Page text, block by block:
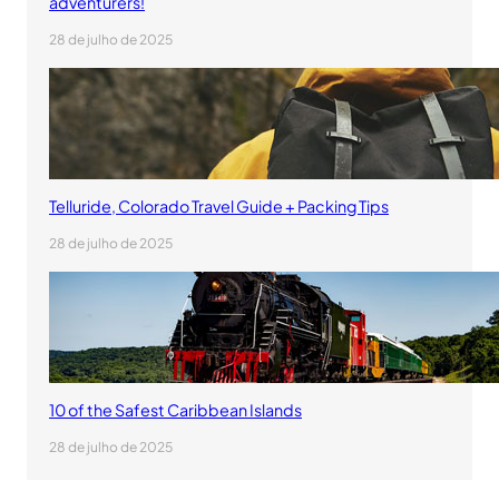
28 de julho de 2025
Telluride, Colorado Travel Guide + Packing Tips
28 de julho de 2025
10 of the Safest Caribbean Islands
28 de julho de 2025